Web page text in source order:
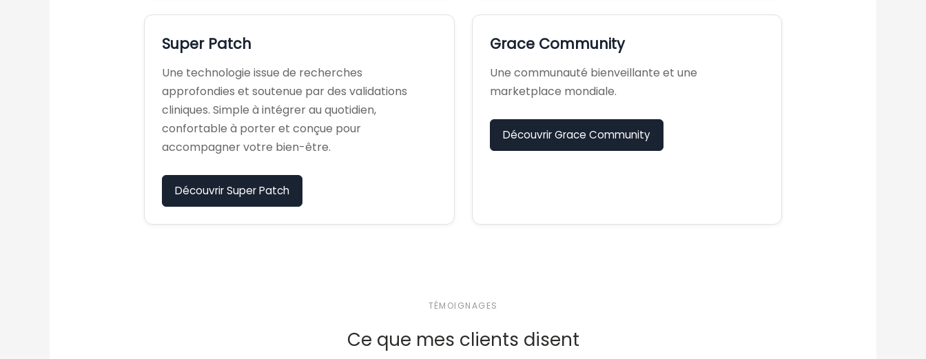
Super Patch
Une technologie issue de recherches
approfondies et soutenue par des validations
cliniques. Simple à intégrer au quotidien,
confortable à porter et conçue pour
accompagner votre bien-être.
Découvrir Super Patch
Grace Community
Une communauté bienveillante et une
marketplace mondiale.
Découvrir Grace Community
TÉMOIGNAGES
Ce que mes clients disent